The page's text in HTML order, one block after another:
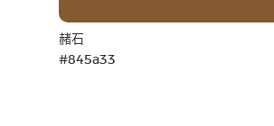
赭石
#845a33